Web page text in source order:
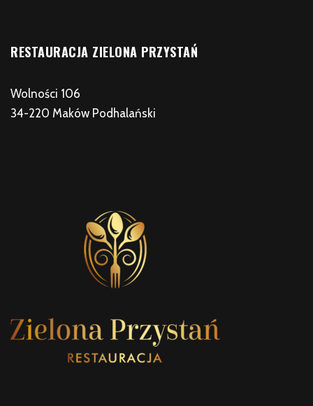
RESTAURACJA ZIELONA PRZYSTAŃ
Wolności 106
34-220 Maków Podhalański